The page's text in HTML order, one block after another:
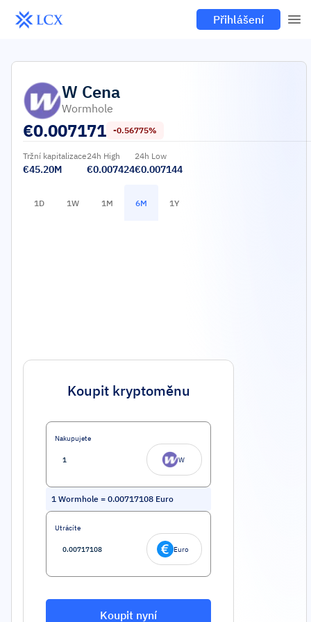
Přihlášení
W Cena
Wormhole
€0.007171 -0.56775%
Tržní kapitalizace
€45.20M
24h High
€0.007424
24h Low
€0.007144
1D 1W 1M 6M 1Y
Koupit kryptoměnu
Nakupujete
W
1 Wormhole = 0.00717108 Euro
Utrácíte
Euro
Koupit nyní